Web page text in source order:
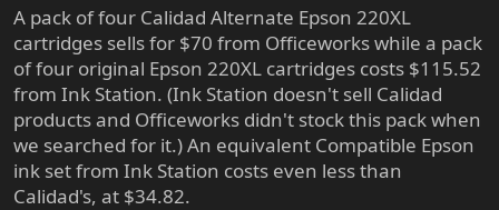
A pack of four Calidad Alternate Epson 220XL
cartridges sells for $70 from Officeworks while a pack
of four original Epson 220XL cartridges costs $115.52
from Ink Station. (Ink Station doesn't sell Calidad
products and Officeworks didn't stock this pack when
we searched for it.) An equivalent Compatible Epson
ink set from Ink Station costs even less than
Calidad's, at $34.82.